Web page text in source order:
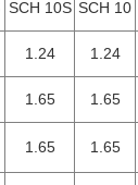
SCH 10S SCH 10
1.24 1.24
1.65 1.65
1.65 1.65